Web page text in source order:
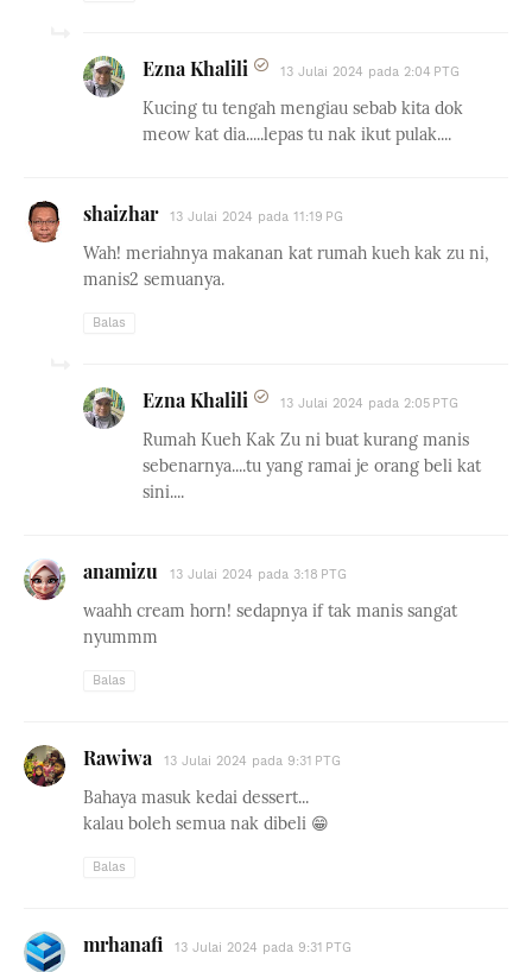
Ezna Khalili 13 Julai 2024 pada 2:04 PTG
Kucing tu tengah mengiau sebab kita dok
meow kat dia.....lepas tu nak ikut pulak....
shaizhar 13 Julai 2024 pada 11:19 PG
Wah! meriahnya makanan kat rumah kueh kak zu ni,
manis2 semuanya.
Balas
Ezna Khalili 13 Julai 2024 pada 2:05 PTG
Rumah Kueh Kak Zu ni buat kurang manis
sebenarnya....tu yang ramai je orang beli kat
sini....
anamizu 13 Julai 2024 pada 3:18 PTG
waahh cream horn! sedapnya if tak manis sangat
nyummm
Balas
Rawiwa 13 Julai 2024 pada 9:31 PTG
Bahaya masuk kedai dessert...
kalau boleh semua nak dibeli 😁
Balas
mrhanafi 13 Julai 2024 pada 9:31 PTG